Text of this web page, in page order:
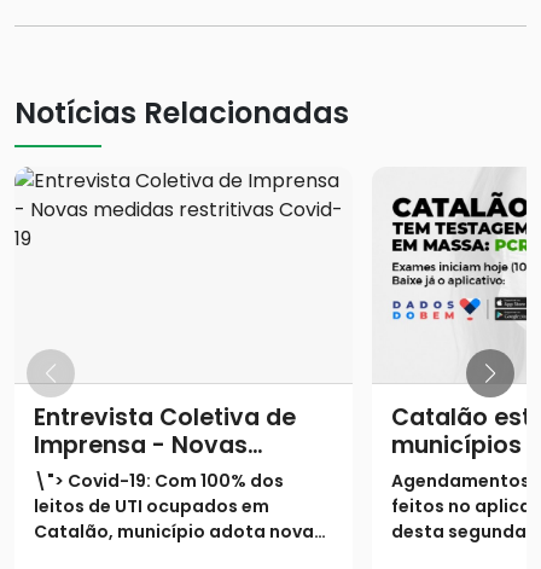
Notícias Relacionadas
Entrevista Coletiva de
Imprensa - Novas
medidas restritivas
Covid-19
\"> Covid-19: Com 100% dos
leitos de UTI ocupados em
Catalão, município adota novas
Catalão
municípios
terão
massa por
Agendamentos
feitos no
desta segunda-